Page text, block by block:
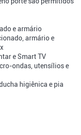
e armário
armário e
e Smart TV
ondas, utensílios e
higiênica e pia